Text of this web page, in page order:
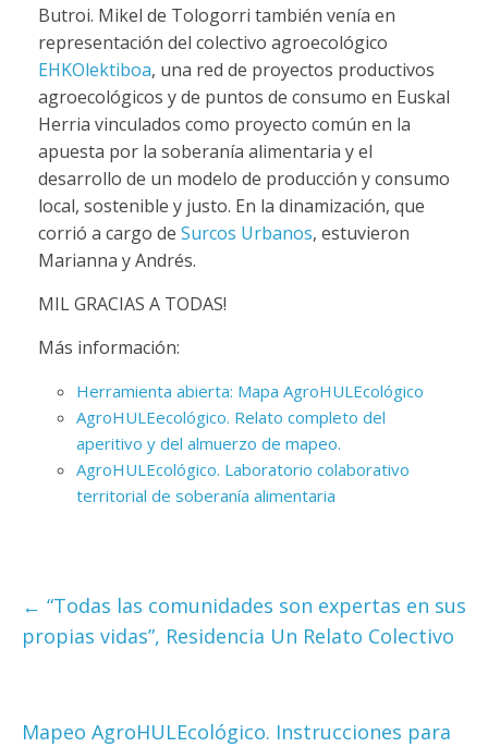
Butroi. Mikel de Tologorri también venía en
representación del colectivo agroecológico
EHKOlektiboa, una red de proyectos productivos
agroecológicos y de puntos de consumo en Euskal
Herria vinculados como proyecto común en la
apuesta por la soberanía alimentaria y el
desarrollo de un modelo de producción y consumo
local, sostenible y justo. En la dinamización, que
corrió a cargo de Surcos Urbanos, estuvieron
Marianna y Andrés.
MIL GRACIAS A TODAS!
Más información:
Herramienta abierta: Mapa AgroHULEcológico
AgroHULEecológico. Relato completo del
aperitivo y del almuerzo de mapeo.
AgroHULEcológico. Laboratorio colaborativo
territorial de soberanía alimentaria
← “Todas las comunidades son expertas en sus
propias vidas”, Residencia Un Relato Colectivo
Mapeo AgroHULEcológico. Instrucciones para